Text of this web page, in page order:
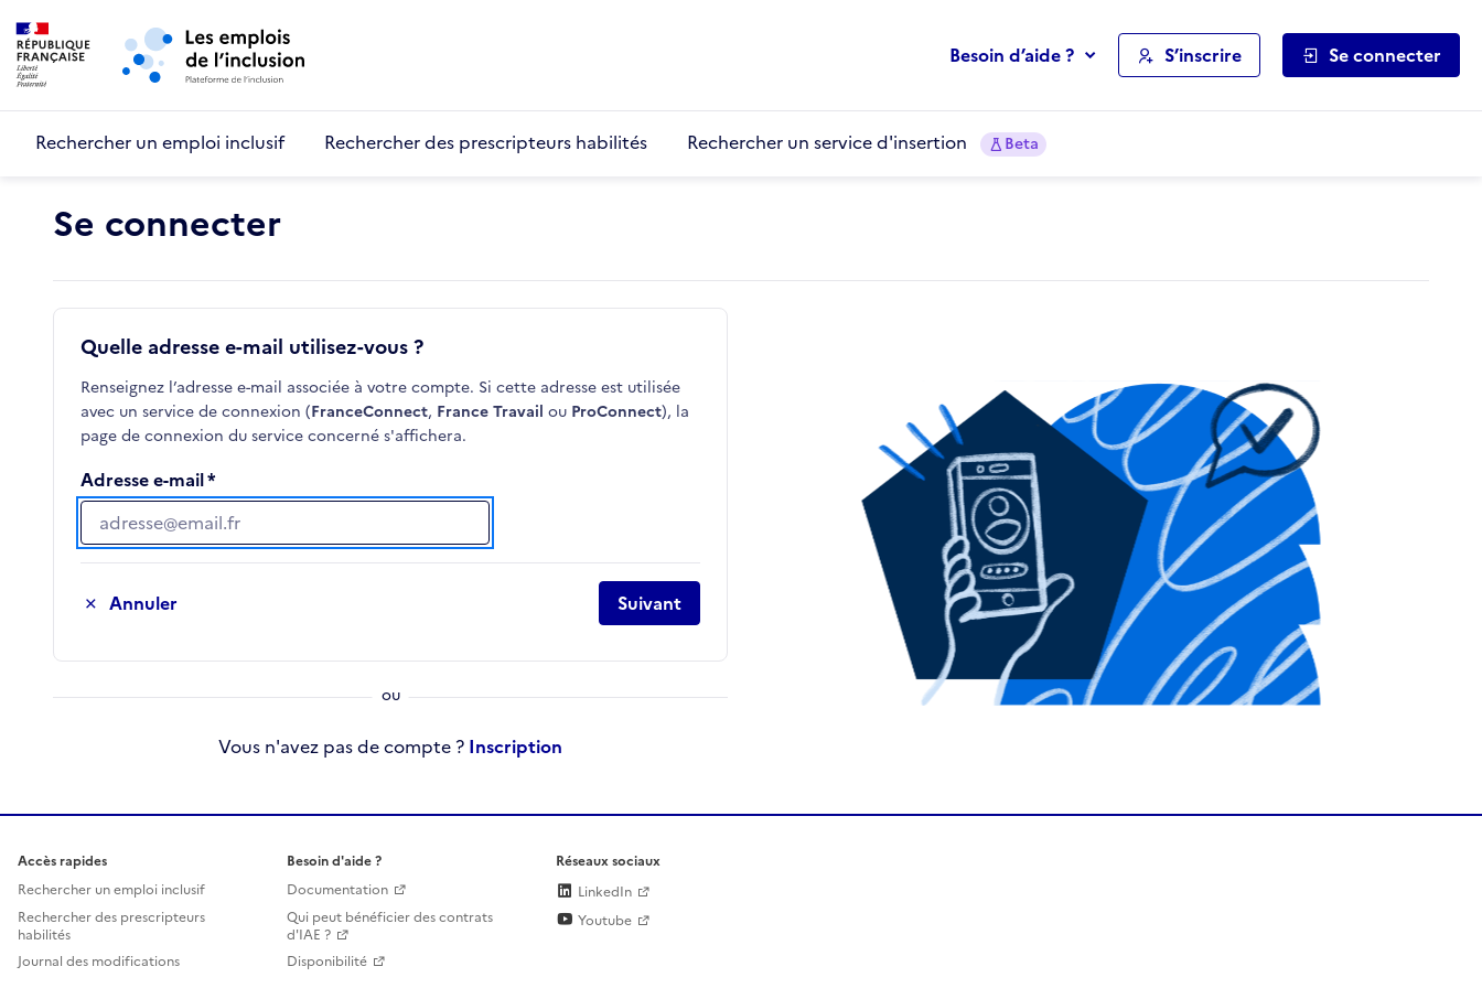
Aller au menu principal
Besoin d’aide ? S’inscrire Se connecter
Rechercher un emploi inclusif Rechercher des prescripteurs habilités Rechercher un service d'insertion Beta
Se connecter
Quelle adresse e-mail utilisez-vous ?
Renseignez l’adresse e-mail associée à votre compte. Si cette adresse est utilisée
avec un service de connexion (FranceConnect, France Travail ou ProConnect), la
page de connexion du service concerné s'affichera.
Adresse e-mail
Adresse e-mail
Annuler Suivant
Vous n'avez pas de compte ? Inscription
Accès rapides
Rechercher un emploi inclusif
Rechercher des prescripteurs
habilités
Journal des modifications
Besoin d'aide ?
Documentation
Qui peut bénéficier des contrats
d'IAE ?
Disponibilité
Réseaux sociaux
LinkedIn
Youtube